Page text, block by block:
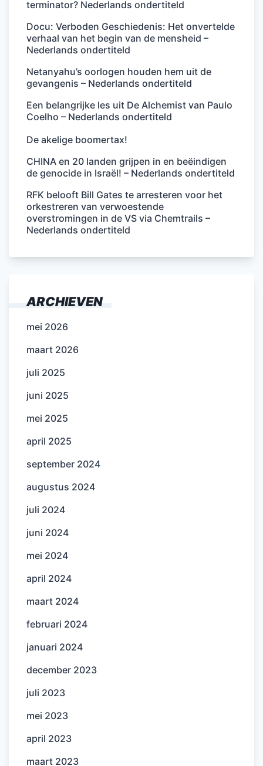
terminator? Nederlands ondertiteld
Docu: Verboden Geschiedenis: Het onvertelde
verhaal van het begin van de mensheid –
Nederlands ondertiteld
Netanyahu’s oorlogen houden hem uit de
gevangenis – Nederlands ondertiteld
Een belangrijke les uit De Alchemist van Paulo
Coelho – Nederlands ondertiteld
De akelige boomertax!
CHINA en 20 landen grijpen in en beëindigen
de genocide in Israël! – Nederlands ondertiteld
RFK belooft Bill Gates te arresteren voor het
orkestreren van verwoestende
overstromingen in de VS via Chemtrails –
Nederlands ondertiteld
ARCHIEVEN
mei 2026
maart 2026
juli 2025
juni 2025
mei 2025
april 2025
september 2024
augustus 2024
juli 2024
juni 2024
mei 2024
april 2024
maart 2024
februari 2024
januari 2024
december 2023
juli 2023
mei 2023
april 2023
maart 2023